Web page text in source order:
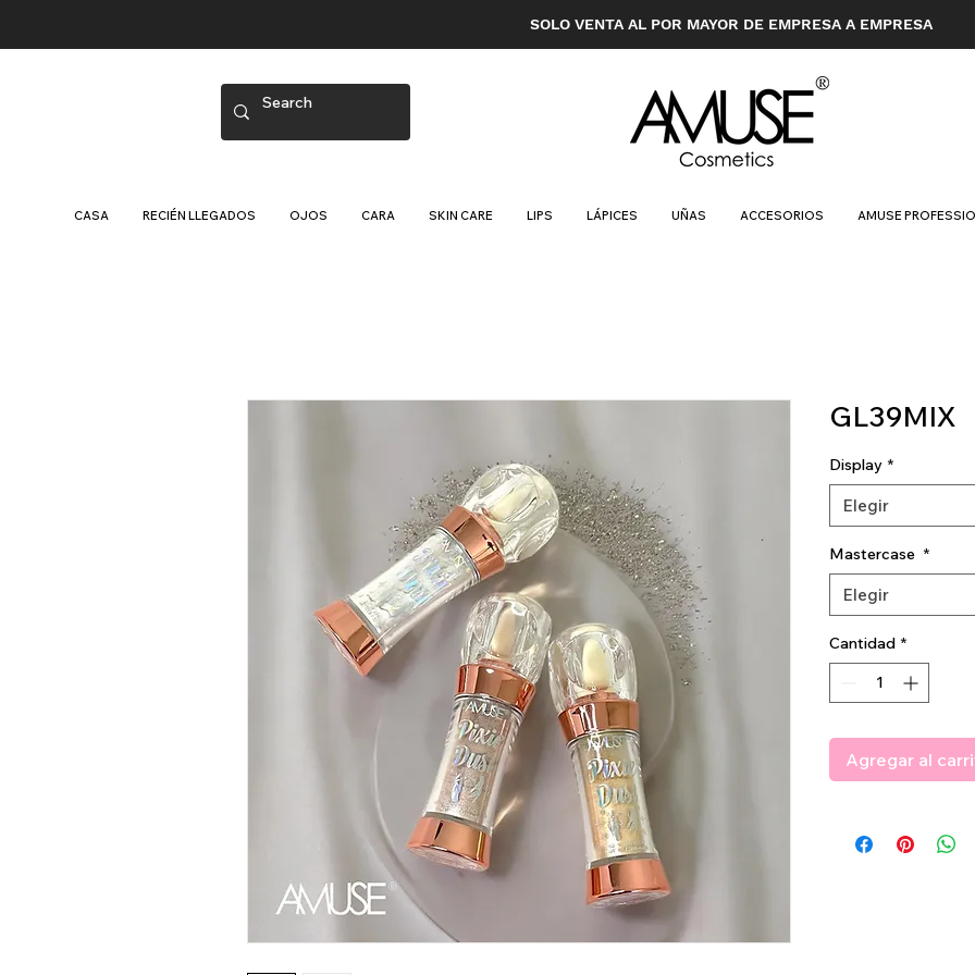
SOLO VENTA AL POR MAYOR DE EMPRESA A EMPRESA
CASA RECIÉN LLEGADOS OJOS CARA SKIN CARE LIPS LÁPICES UÑAS ACCESORIOS AMUSE
GL39MIX
Display *
Elegir
Mastercase *
Elegir
Cantidad *
Agregar al